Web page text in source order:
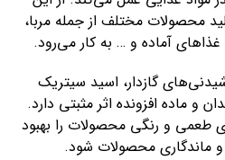
محصولات مختلف از جمله مربا،
غذاهای آماده و … به کار می‌رود.
گازدار، اسید سیتریک
و ماده افزونده اثر مثبتی دارد.
طعمی و رنگی محصولات را بهبود
محصولات شود.